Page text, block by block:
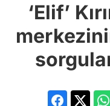
‘Elif’